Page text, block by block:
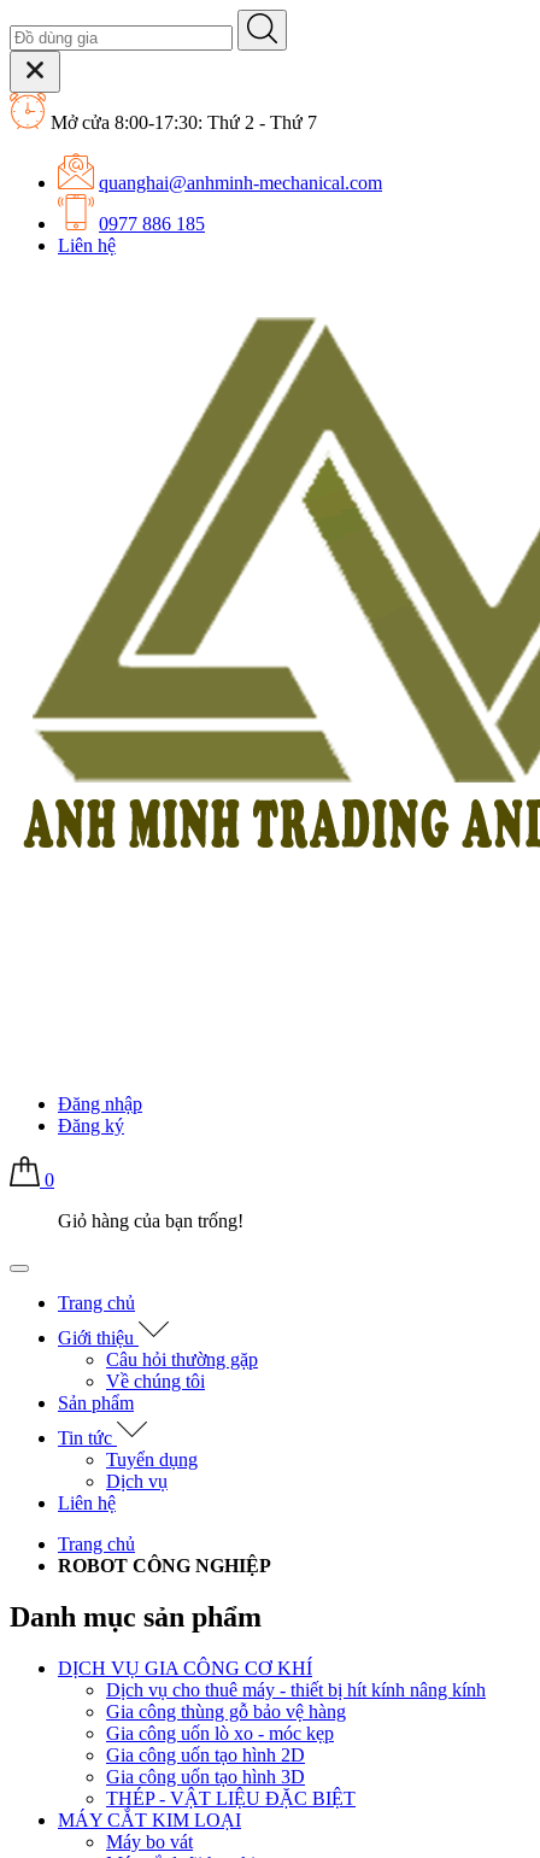
Mở cửa 8:00-17:30: Thứ 2 - Thứ 7
quanghai@anhminh-mechanical.com
0977 886 185
Liên hệ
Đăng nhập
Đăng ký
0
Giỏ hàng của bạn trống!
Trang chủ
Giới thiệu
Câu hỏi thường gặp
Về chúng tôi
Sản phẩm
Tin tức
Tuyển dụng
Dịch vụ
Liên hệ
Trang chủ
ROBOT CÔNG NGHIỆP
Danh mục sản phẩm
DỊCH VỤ GIA CÔNG CƠ KHÍ
Dịch vụ cho thuê máy - thiết bị hít kính nâng kính
Gia công thùng gỗ bảo vệ hàng
Gia công uốn lò xo - móc kẹp
Gia công uốn tạo hình 2D
Gia công uốn tạo hình 3D
THÉP - VẬT LIỆU ĐẶC BIỆT
MÁY CẮT KIM LOẠI
Máy bo vát